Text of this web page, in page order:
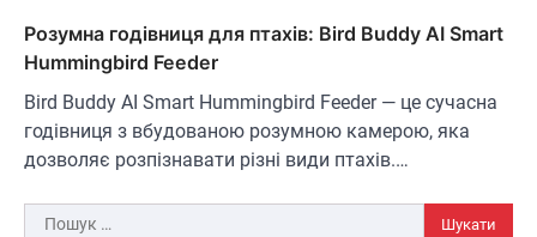
Розумна годівниця для птахів: Bird Buddy AI Smart
Hummingbird Feeder
Bird Buddy AI Smart Hummingbird Feeder — це сучасна
годівниця з вбудованою розумною камерою, яка
дозволяє розпізнавати різні види птахів.…
Пошук:
3
В'ячеслав 2024-09-05
AiDot Linkind — це розумні сонячні
освітлення вашого подвір'я, саду або…
ЗАРЯДНІ ПРИСТРОЇ ТУРИЗМ